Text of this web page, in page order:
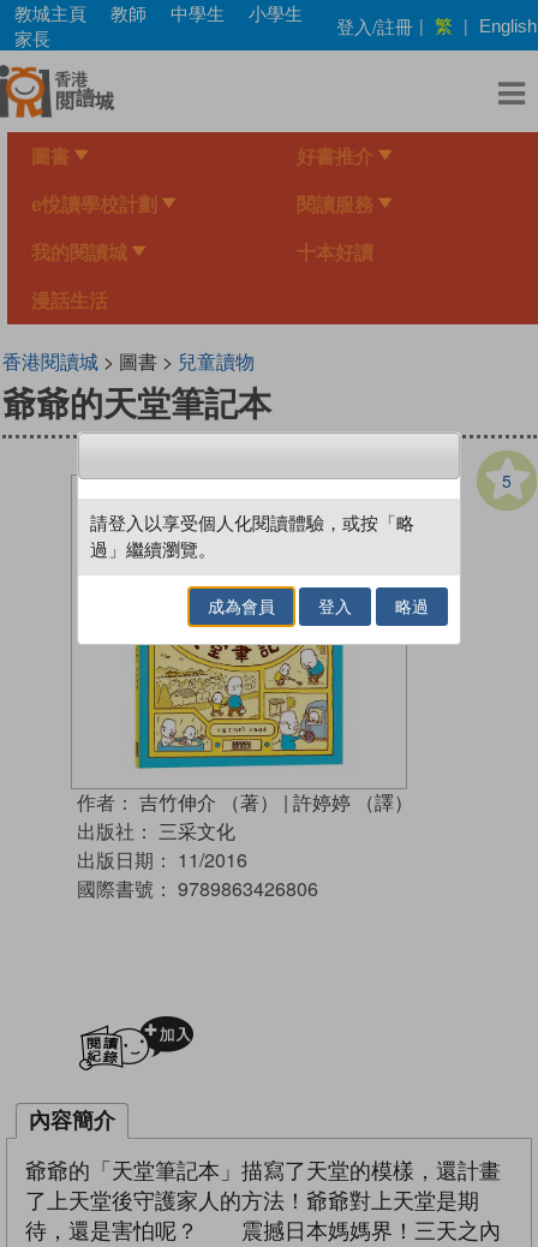
Skip
main
content
教城主頁 教師 中學生
小學生
家長
登入/註冊 | 繁 | English
圖書 好書推介
e悅讀學校計劃 閱讀服務
我的閱讀城 十本好讀
漫話生活
香港閱讀城> 圖書 > 兒童讀物
爺爺的天堂筆記本
5
作者： 吉竹伸介 （著） | 許婷婷 （譯）
出版社： 三采文化
出版日期： 11/2016
國際書號： 9789863426806
內容簡介
爺爺的「天堂筆記本」描寫了天堂的模樣，還計畫
了上天堂後守護家人的方法！爺爺對上天堂是期
待，還是害怕呢？ 震撼日本媽媽界！三天之內
請登入以享受個人化閱讀體驗，或按「略
過」繼續瀏覽。
成為會員 登入 略過